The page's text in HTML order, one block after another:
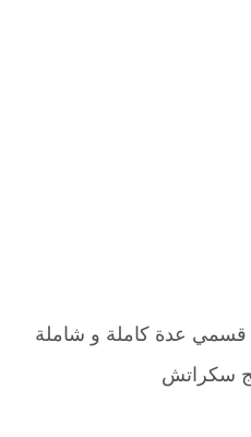
عدة كاملة و شاملة
سكراتش